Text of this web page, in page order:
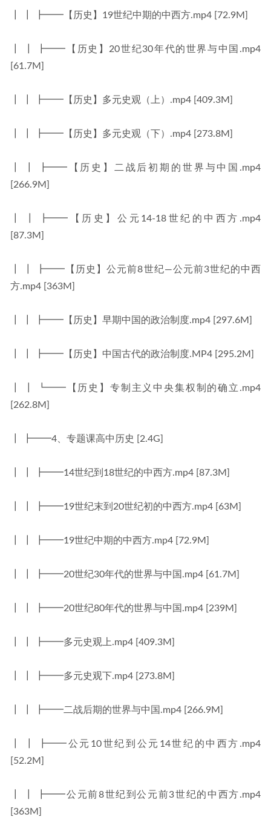
┃ ┃ ┣━━【历史】19世纪中期的中西方.mp4 [72.9M]
┃ ┃ ┣━━【历史】20世纪30年代的世界与中国.mp4
[61.7M]
┃ ┃ ┣━━【历史】多元史观（上）.mp4 [409.3M]
┃ ┃ ┣━━【历史】多元史观（下）.mp4 [273.8M]
┃ ┃ ┣━━【历史】二战后初期的世界与中国.mp4
[266.9M]
┃ ┃ ┣━━【历史】公元14-18世纪的中西方.mp4
[87.3M]
┃ ┃ ┣━━【历史】公元前8世纪—公元前3世纪的中西
方.mp4 [363M]
┃ ┃ ┣━━【历史】早期中国的政治制度.mp4 [297.6M]
┃ ┃ ┣━━【历史】中国古代的政治制度.MP4 [295.2M]
┃ ┃ ┗━━【历史】专制主义中央集权制的确立.mp4
[262.8M]
┃ ┣━━4、专题课高中历史 [2.4G]
┃ ┃ ┣━━14世纪到18世纪的中西方.mp4 [87.3M]
┃ ┃ ┣━━19世纪末到20世纪初的中西方.mp4 [63M]
┃ ┃ ┣━━19世纪中期的中西方.mp4 [72.9M]
┃ ┃ ┣━━20世纪30年代的世界与中国.mp4 [61.7M]
┃ ┃ ┣━━20世纪80年代的世界与中国.mp4 [239M]
┃ ┃ ┣━━多元史观上.mp4 [409.3M]
┃ ┃ ┣━━多元史观下.mp4 [273.8M]
┃ ┃ ┣━━二战后期的世界与中国.mp4 [266.9M]
┃ ┃ ┣━━公元10世纪到公元14世纪的中西方.mp4
[52.2M]
┃ ┃ ┣━━公元前8世纪到公元前3世纪的中西方.mp4
[363M]